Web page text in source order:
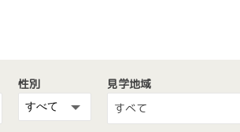
性別
見学地域
すべて